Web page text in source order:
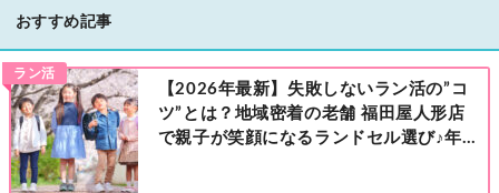
おすすめ記事
ラン活
【2026年最新】失敗しないラン活の”コ
ツ”とは？地域密着の老舗 福田屋人形店
で親子が笑顔になるランドセル選び♪年